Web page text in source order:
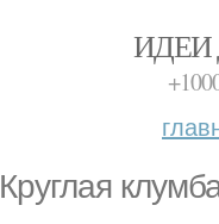
ИДЕИ
Круглая